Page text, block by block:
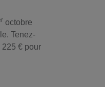
octobre
Tenez-
225 € pour